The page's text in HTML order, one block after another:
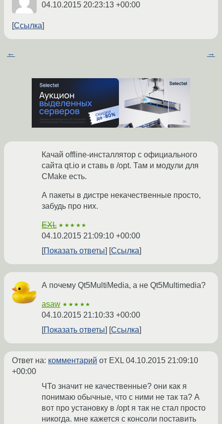
04.10.2015 20:23:13 +00:00
Ссылка
← →
Качай offline-инсталлятор с официального
сайта qt.io и ставь в /opt. Там и модули для
CMake есть.
А пакеты в дистре некачественные просто,
забудь про них.
EXL ★★★★★
04.10.2015 21:09:10 +00:00
Показать ответы
Ссылка
А почему Qt5MultiMedia, а не Qt5Multimedia?
asaw ★★★★★
04.10.2015 21:10:33 +00:00
Показать ответы
Ссылка
Ответ на: комментарий от EXL04.10.2015 21:09:10
+00:00
ЧТо значит не качественные? они как я
понимаю обычные, что с ними не так та? А
вот про установку в /opt я так не стал просто
никогда. мне кажется с консоли поставить